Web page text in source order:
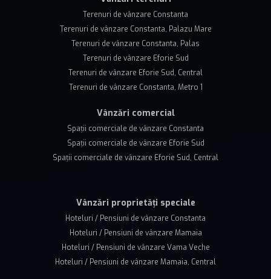
Terenuri de vânzare Constanta
Terenuri de vânzare Constanta, Palazu Mare
Terenuri de vânzare Constanta, Palas
Terenuri de vânzare Eforie Sud
Terenuri de vânzare Eforie Sud, Central
Terenuri de vânzare Constanta, Metro 1
Vânzări comercial
Spații comerciale de vânzare Constanta
Spații comerciale de vânzare Eforie Sud
Spații comerciale de vânzare Eforie Sud, Central
Vânzări proprietăți speciale
Hoteluri / Pensiuni de vânzare Constanta
Hoteluri / Pensiuni de vânzare Mamaia
Hoteluri / Pensiuni de vânzare Vama Veche
Hoteluri / Pensiuni de vânzare Mamaia, Central